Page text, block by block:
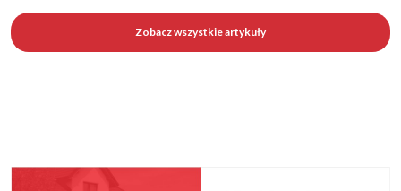
Zobacz wszystkie artykuły